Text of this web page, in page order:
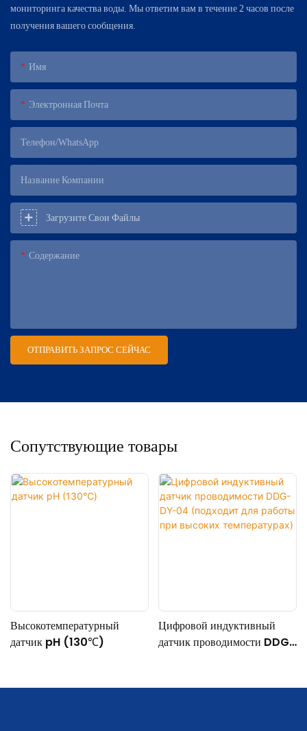
мониторинга качества воды. Мы ответим вам в течение 2 часов после
получения вашего сообщения.
Имя
Электронная Почта
Телефон/WhatsApp
Название Компании
Загрузите Свои Файлы
Содержание
ОТПРАВИТЬ ЗАПРОС СЕЙЧАС
Сопутствующие товары
Высокотемпературный
датчик pH (130℃)
Цифровой индуктивный
датчик проводимости DDG-
температурах)